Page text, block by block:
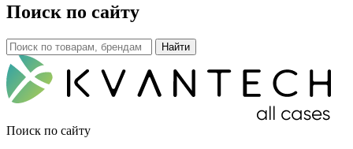
Поиск по сайту
Поиск по сайту